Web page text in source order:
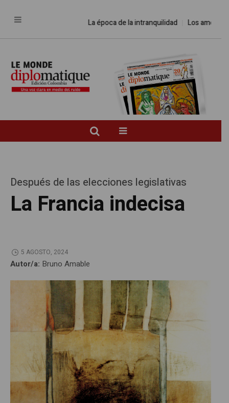
La época de la intranquilidad Los amos del
Después de las elecciones legislativas
La Francia indecisa
5 AGOSTO, 2024
Autor/a: Bruno Amable